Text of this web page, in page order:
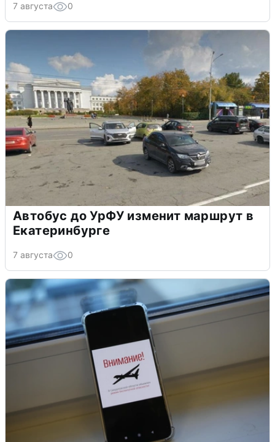
7 августа 0
Автобус до УрФУ изменит маршрут в
Екатеринбурге
7 августа 0